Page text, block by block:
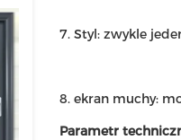
7. Styl: zwykle
8. ekran muchy:
Parametr